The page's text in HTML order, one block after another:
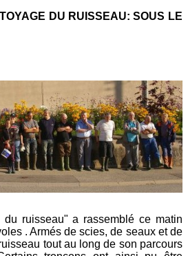
RUISSEAU: SOUS LE
du ruisseau" a rassemblé ce matin
. Armés de scies, de seaux et de
tout au long de son parcours